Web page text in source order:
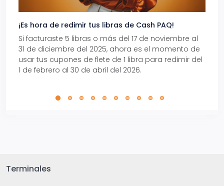
¡Es hora de redimir tus libras de Cash PAQ!
Si facturaste 5 libras o más del 17 de noviembre al
31 de diciembre del 2025, ahora es el momento de
usar tus cupones de flete de 1 libra para redimir del
1 de febrero al 30 de abril del 2026.
Terminales